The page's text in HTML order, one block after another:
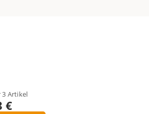
3 Artikel
€